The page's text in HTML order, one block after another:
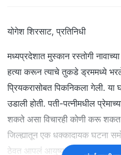
योगेश शिरसाट, प्रतिनिधी
मध्यप्रदेशात मुस्कान रस्तोगी
हत्या करून त्याचे तुकडे ड्रममध्ये
प्रियकरासोबत पिकनिकला गेली.
उडाली होती. पती-पत्नीमधील
शकते असा विचारही कोणी करू शकत
जिल्ह्यातून एक धक्कादायक घटना
ठेवत आपलं आयुष्य संपवलं.